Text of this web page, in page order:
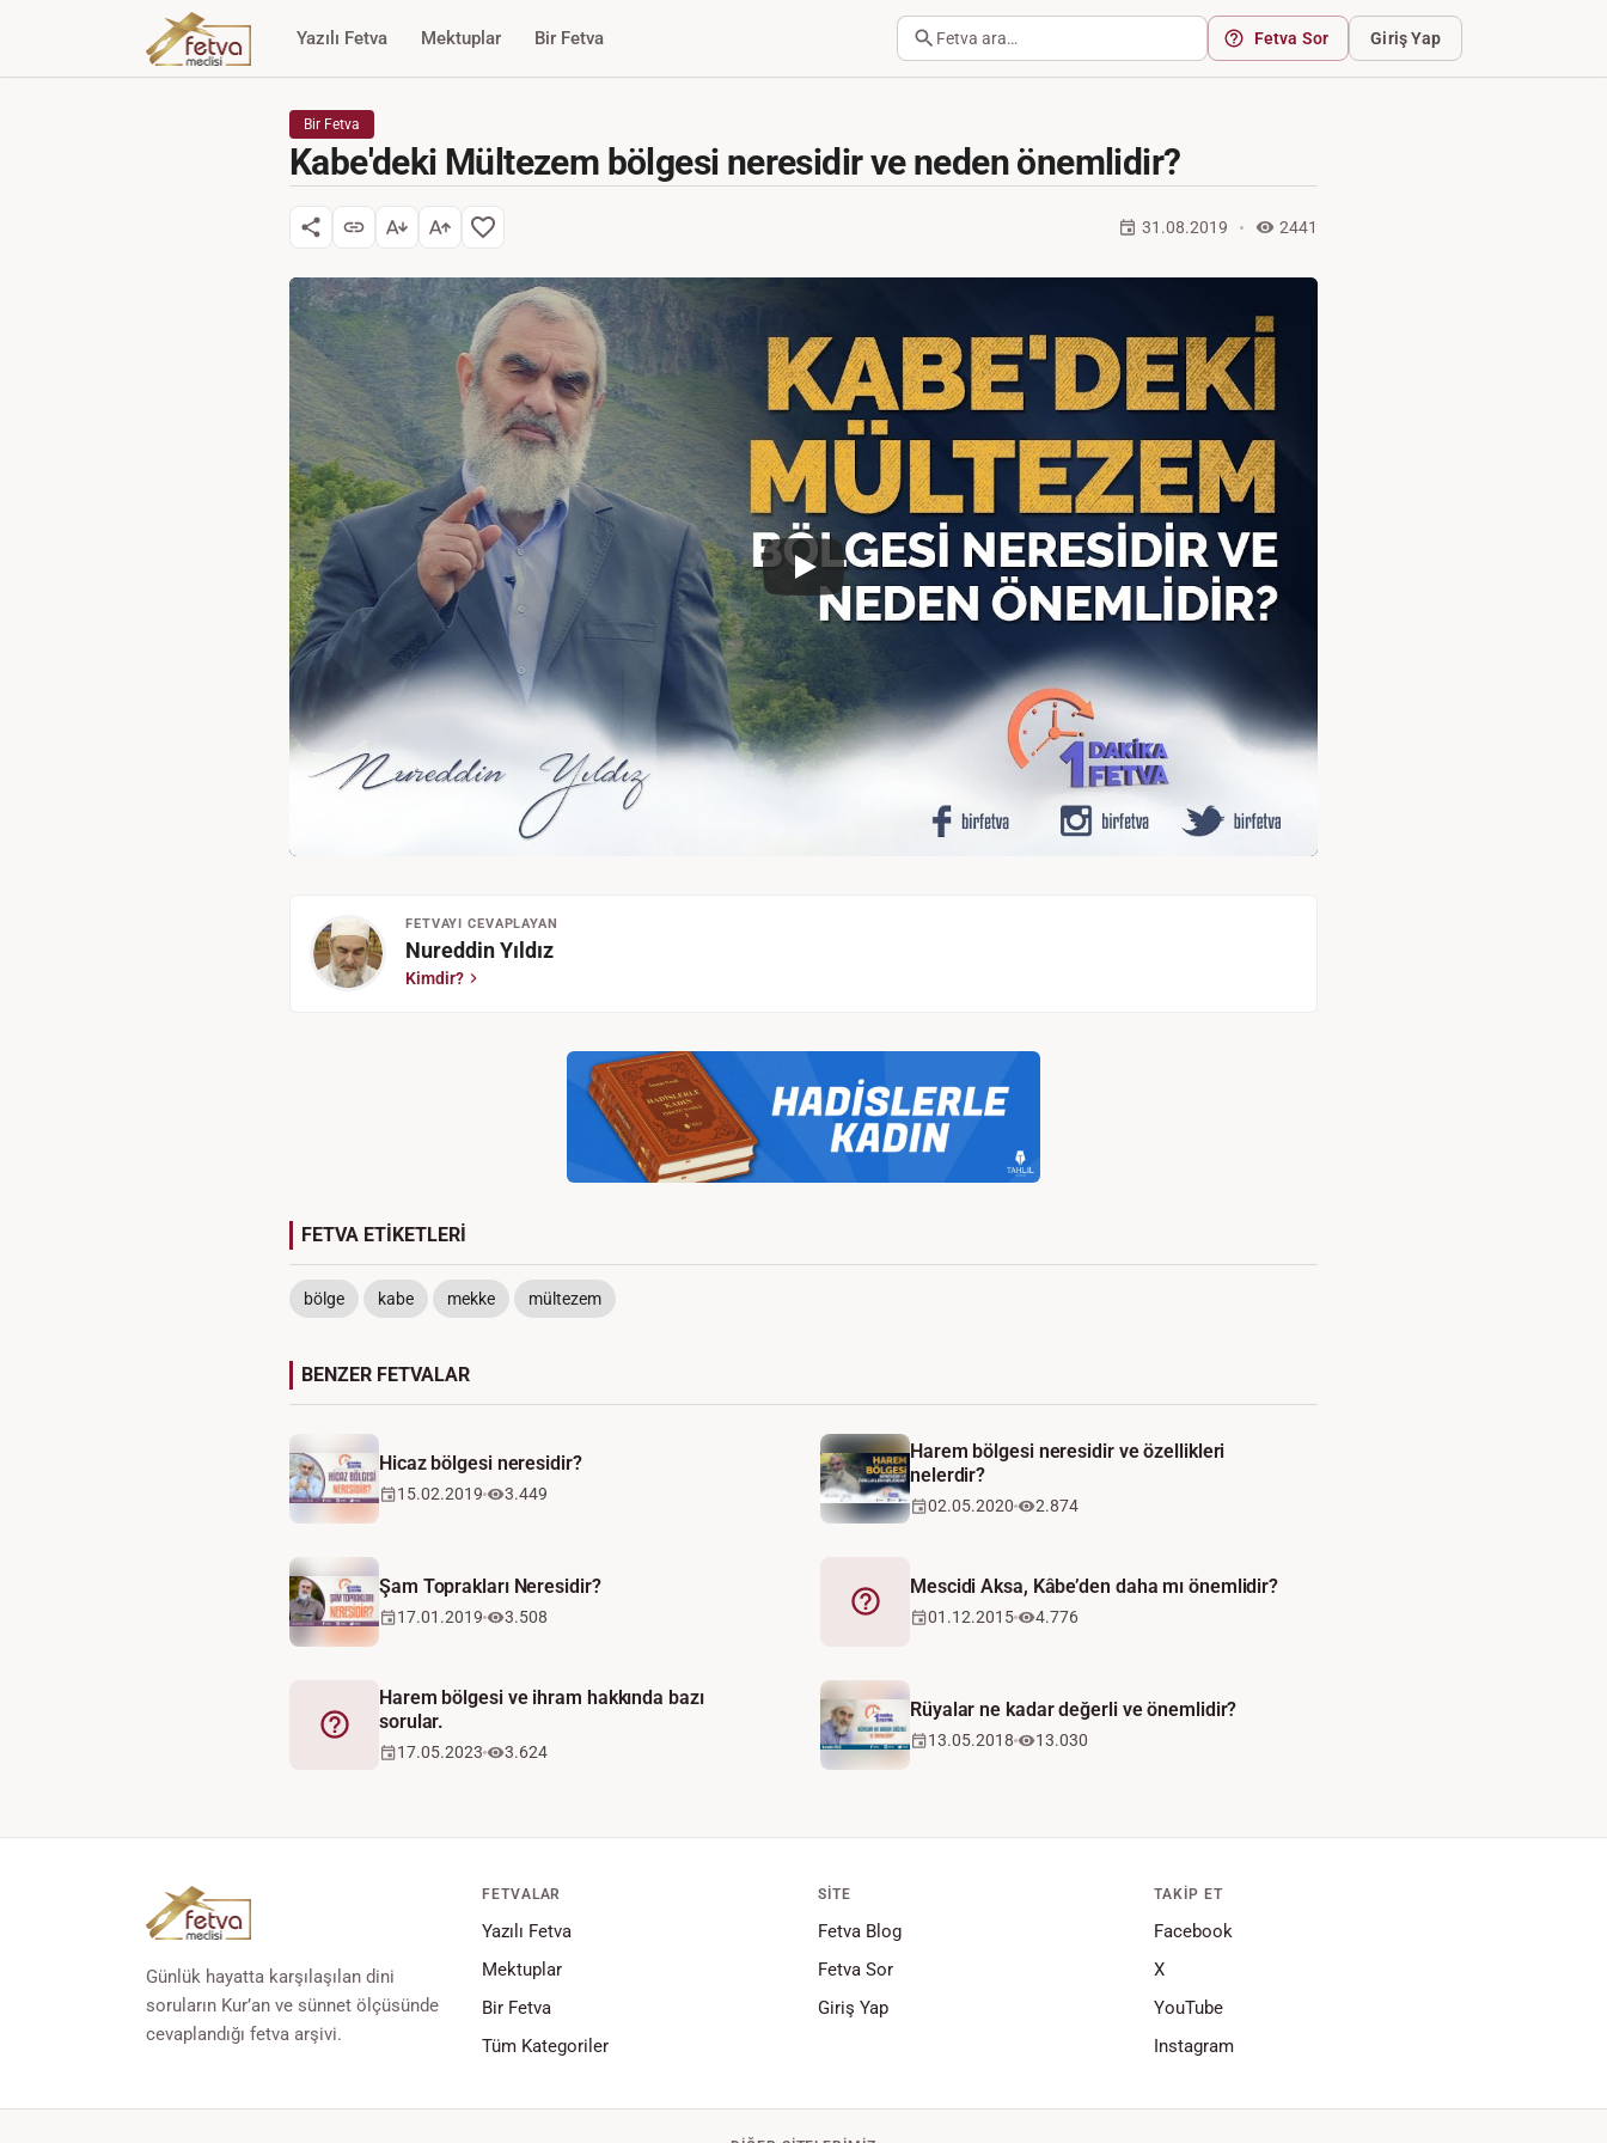
Yazılı Fetva Mektuplar Bir Fetva Fetva ara… Fetva Sor Giriş Yap
Bir Fetva
Kabe'deki Mültezem bölgesi neresidir ve neden önemlidir?
31.08.2019 2441
FETVAYI CEVAPLAYAN
Nureddin Yıldız
Kimdir?
FETVA ETİKETLERİ
bölge kabe mekke mültezem
BENZER FETVALAR
Hicaz bölgesi neresidir?
15.02.2019 3.449
Harem bölgesi neresidir ve özellikleri
nelerdir?
02.05.2020 2.874
Şam Toprakları Neresidir?
17.01.2019 3.508 Fetva
Mescidi Aksa, Kâbe’den daha mı önemlidir?
01.12.2015 4.776
Fetva
Harem bölgesi ve ihram hakkında bazı
sorular.
17.05.2023 3.624
Rüyalar ne kadar değerli ve önemlidir?
13.05.2018 13.030
Günlük hayatta karşılaşılan dini
soruların Kur’an ve sünnet ölçüsünde
cevaplandığı fetva arşivi.
FETVALAR
Yazılı Fetva
Mektuplar
Bir Fetva
Tüm Kategoriler
SITE
Fetva Blog
Fetva Sor
Giriş Yap
TAKIP ET
Facebook
X
YouTube
Instagram